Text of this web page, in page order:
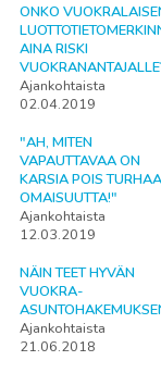
ONKO
AINA RISKI
Ajankohtaista
02.04.2019
"AH, MITEN
VAPAUTTAVAA ON
KARSIA POIS TURHAA
OMAISUUTTA!"
Ajankohtaista
12.03.2019
NÄIN TEET HYVÄN
VUOKRA-
Ajankohtaista
21.06.2018